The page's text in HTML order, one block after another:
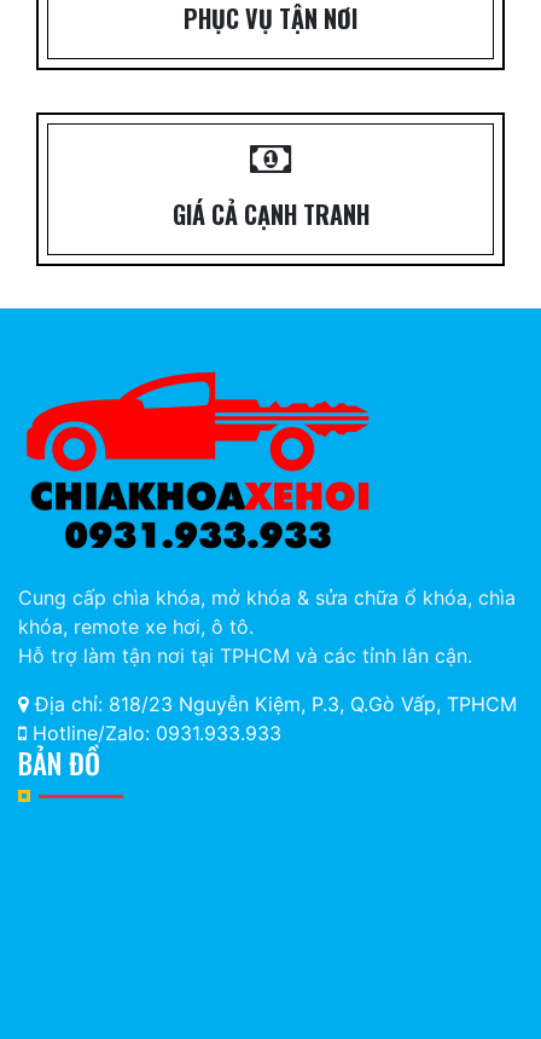
PHỤC VỤ TẬN NƠI
GIÁ CẢ CẠNH TRANH
Cung cấp chìa khóa, mở khóa & sửa chữa ổ khóa, chìa
khóa, remote xe hơi, ô tô.
Hỗ trợ làm tận nơi tại TPHCM và các tỉnh lân cận.
Địa chỉ: 818/23 Nguyễn Kiệm, P.3, Q.Gò Vấp, TPHCM
Hotline/Zalo: 0931.933.933
BẢN ĐỒ